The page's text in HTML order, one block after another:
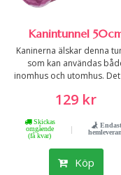
Kanintunnel
Kaninerna älskar denna
som kan användas
inomhus och utomhus. Det
129 kr
Skickas
omgående
(få kvar)
|
Endast
Köp